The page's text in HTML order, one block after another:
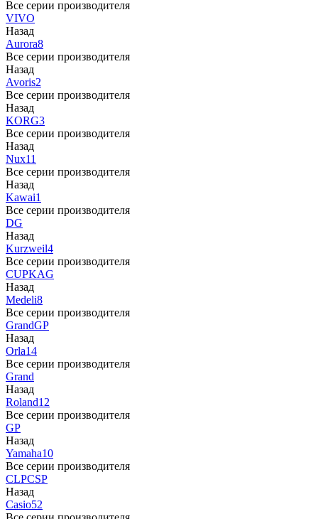
Все серии производителя
VIVO
Назад
Aurora8
Все серии производителя
Назад
Avoris2
Все серии производителя
Назад
KORG3
Все серии производителя
Назад
Nux11
Все серии производителя
Назад
Kawai1
Все серии производителя
DG
Назад
Kurzweil4
Все серии производителя
CUPKAG
Назад
Medeli8
Все серии производителя
GrandGP
Назад
Orla14
Все серии производителя
Grand
Назад
Roland12
Все серии производителя
GP
Назад
Yamaha10
Все серии производителя
CLPCSP
Назад
Casio52